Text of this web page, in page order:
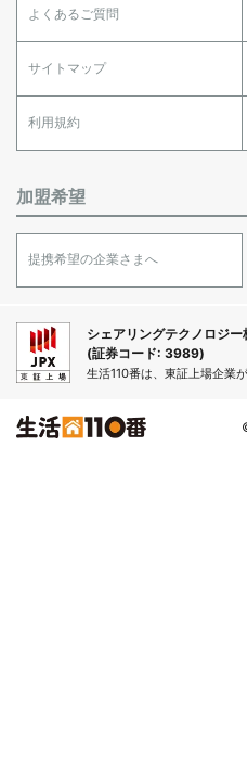
よくあるご質問
サイトマップ
利用規約
加盟希望
提携希望の企業さまへ
シェアリングテクノロジー
(証券コード: 3989)
生活110番は、東証上場企業